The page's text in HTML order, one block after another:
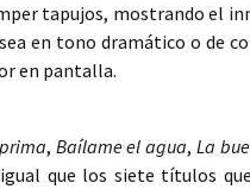
tapujos, mostrando el
en tono dramático o de
en pantalla.
, Baílame el agua,La
que los siete títulos